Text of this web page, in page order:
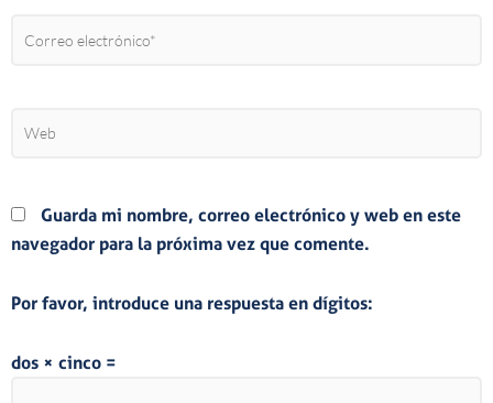
Guarda mi nombre, correo electrónico y web en este
navegador para la próxima vez que comente.
Por favor, introduce una respuesta en dígitos:
dos × cinco =